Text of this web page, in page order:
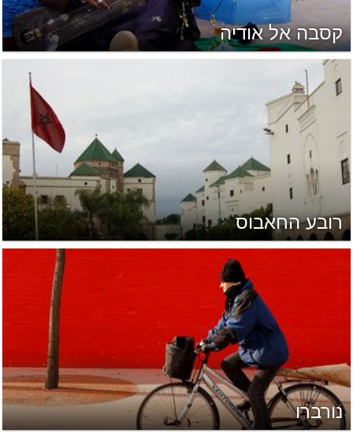
קסבה אל אודיה
רובע החאבוס
נורברו